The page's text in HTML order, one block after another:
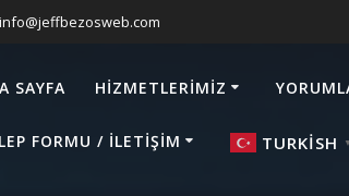
info@jeffbezosweb.com
SAYFA HIZMETLERIMIZ
FORMU / İLETIŞIM TURKISH ▼